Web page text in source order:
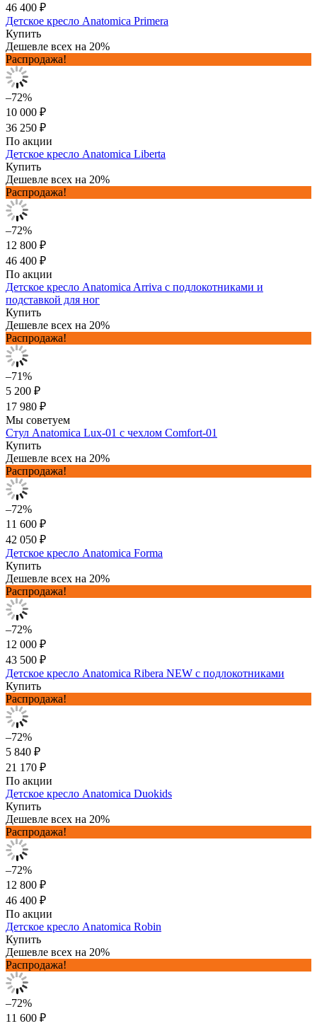
46 400 ₽
Детское кресло Anatomica Primera
Купить
Дешевле всех на 20%
Распродажа!
–72%
10 000 ₽
36 250 ₽
По акции
Детское кресло Anatomica Liberta
Купить
Дешевле всех на 20%
Распродажа!
–72%
12 800 ₽
46 400 ₽
По акции
Детское кресло Anatomica Arriva с подлокотниками и
подставкой для ног
Купить
Дешевле всех на 20%
Распродажа!
–71%
5 200 ₽
17 980 ₽
Мы советуем
Стул Anatomica Lux-01 с чехлом Comfort-01
Купить
Дешевле всех на 20%
Распродажа!
–72%
11 600 ₽
42 050 ₽
Детское кресло Anatomica Forma
Купить
Дешевле всех на 20%
Распродажа!
–72%
12 000 ₽
43 500 ₽
Детское кресло Anatomica Ribera NEW с подлокотниками
Купить
Распродажа!
–72%
5 840 ₽
21 170 ₽
По акции
Детское кресло Anatomica Duokids
Купить
Дешевле всех на 20%
Распродажа!
–72%
12 800 ₽
46 400 ₽
По акции
Детское кресло Anatomica Robin
Купить
Дешевле всех на 20%
Распродажа!
–72%
11 600 ₽